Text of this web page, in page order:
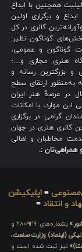
همچنین با ابداع
و برگزاری اولین
گالری در کل
گوناگون نظیر:
گوناگون و عمومی،
هنری مجازی و…؛
و بزرگترین رسانه و
به‌منظور ارتقای سطح
در عرصهٔ هنر ایران
موارد، با امکانات
گرامی در برگزاری
گالری هنری در جهان
مخاطبان و اهالی
همراهی‌تان :.
≡ اپلیکیشن
و انتقاد ≡
بشماره‌های: ۲۸۰۹۲۹ و
(اینماد) وزارت صنعت،
نیز ثبت شده است و